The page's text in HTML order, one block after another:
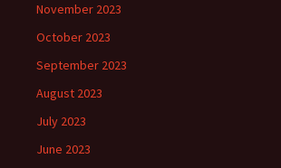
November 2023
October 2023
September 2023
August 2023
July 2023
June 2023